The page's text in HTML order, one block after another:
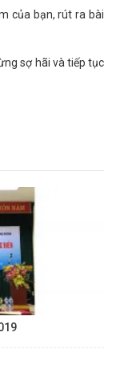
của bạn, rút ra bài
sợ hãi và tiếp tục